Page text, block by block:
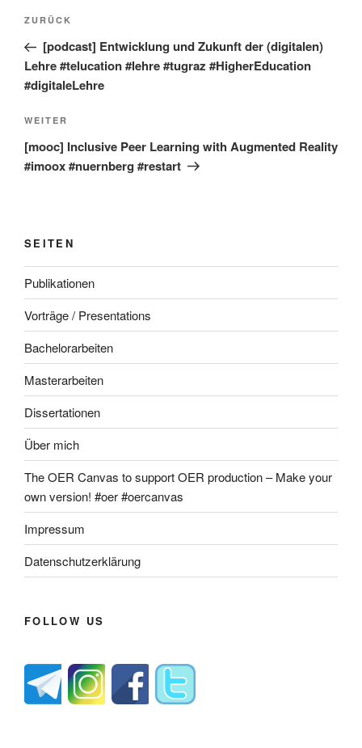
Beitragsnavigation
Vorheriger
Beitrag
ZURÜCK
[podcast] Entwicklung und Zukunft der (digitalen)
Lehre #telucation #lehre #tugraz #HigherEducation
#digitaleLehre
Nächster
Beitrag
WEITER
[mooc] Inclusive Peer Learning with Augmented Reality
#imoox #nuernberg #restart
SEITEN
Publikationen
Vorträge / Presentations
Bachelorarbeiten
Masterarbeiten
Dissertationen
Über mich
The OER Canvas to support OER production – Make your
own version! #oer #oercanvas
Impressum
Datenschutzerklärung
FOLLOW US